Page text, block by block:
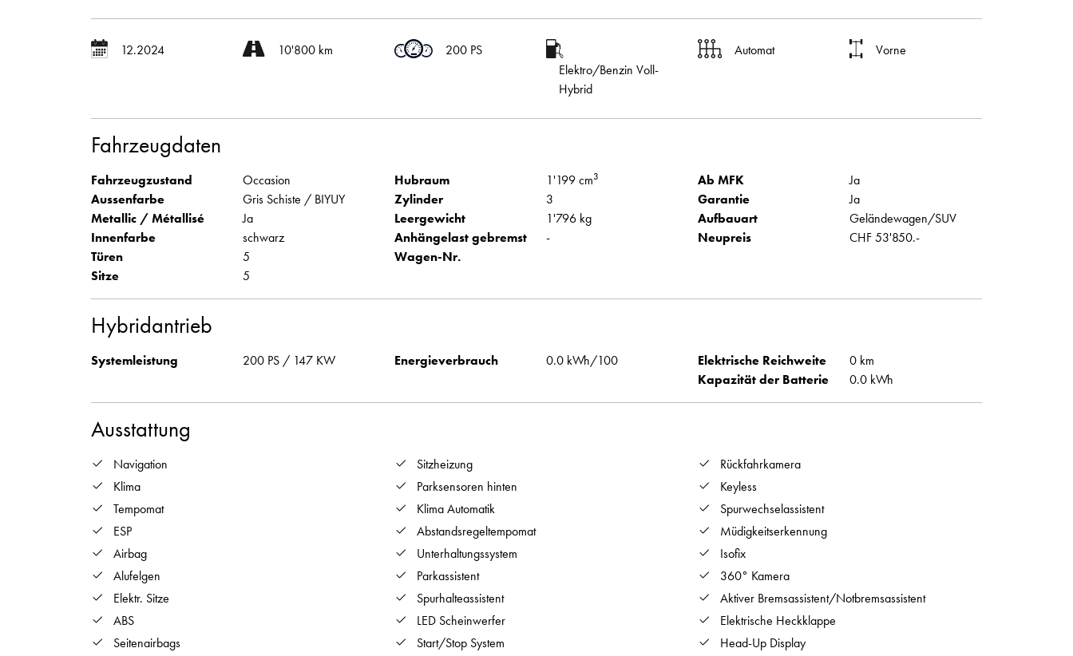
12.2024 10'800 km
200 PS
Elektro/Benzin Voll-
Hybrid
Automat Vorne
Fahrzeugdaten
Fahrzeugzustand
Occasion
Aussenfarbe
Gris Schiste / BIYUY
Metallic / Métallisé
Ja
Innenfarbe
schwarz
Türen
5
Sitze
5
Hubraum 1'199 cm3
Zylinder
3
Leergewicht
1'796 kg
Anhängelast gebremst
-
Wagen-Nr.
Ab MFK
Ja
Garantie
Ja
Aufbauart
Geländewagen/SUV
Neupreis
CHF 53'850.-
Hybridantrieb
Systemleistung 200 PS / 147 KW Energieverbrauch 0.0 kWh/100 Elektrische Reichweite
0 km
Kapazität der Batterie
0.0 kWh
Ausstattung
Navigation
Klima
Tempomat
ESP
Airbag
Alufelgen
Elektr. Sitze
ABS
Seitenairbags
Sitzheizung
Parksensoren hinten
Klima Automatik
Abstandsregeltempomat
Unterhaltungssystem
Parkassistent
Spurhalteassistent
LED Scheinwerfer
Start/Stop System
Rückfahrkamera
Keyless
Spurwechselassistent
Müdigkeitserkennung
Isofix
360° Kamera
Aktiver Bremsassistent/Notbremsassistent
Elektrische Heckklappe
Head-Up Display